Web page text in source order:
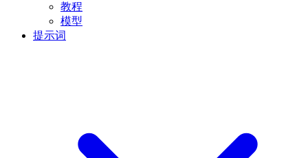
教程
模型
提示词